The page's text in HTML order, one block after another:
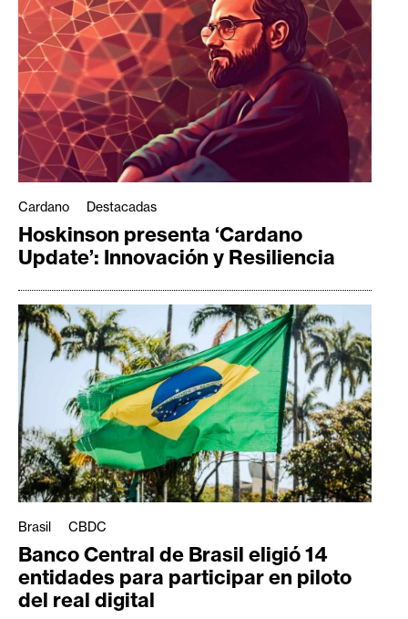
Cardano Destacadas
Hoskinson presenta ‘Cardano
Update’: Innovación y Resiliencia
Brasil CBDC
Banco Central de Brasil eligió 14
entidades para participar en piloto
del real digital